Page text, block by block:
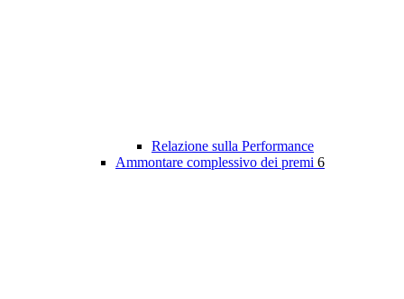
Relazione sulla Performance
Ammontare complessivo dei premi 6